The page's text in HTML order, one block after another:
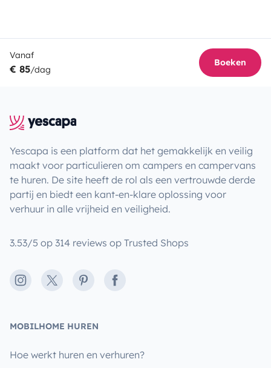
Vanaf
€ 85/dag
Boeken
Yescapa is een platform dat het gemakkelijk en veilig
maakt voor particulieren om campers en campervans
te huren. De site heeft de rol als een vertrouwde derde
partij en biedt een kant-en-klare oplossing voor
verhuur in alle vrijheid en veiligheid.
3.53/5 op 314 reviews op Trusted Shops
Instagram
X PinterestFacebook
MOBILHOME HUREN
Hoe werkt huren en verhuren?